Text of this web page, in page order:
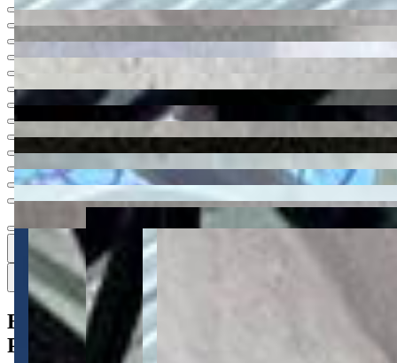
1717 fotos Mapa
Barracão para alugar no Contorno -
Ponta Grossa 4792